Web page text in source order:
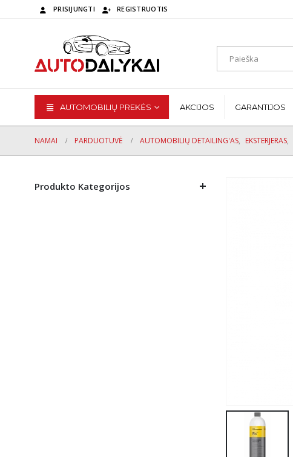
PRISIJUNGTI REGISTRUOTIS
AUTOMOBILIŲ PREKĖS AKCIJOS GARANTIJOS
NAMAI PARDUOTUVĖ AUTOMOBILIŲ DETAILING'AS, EKSTERJERAS,
Produkto Kategorijos